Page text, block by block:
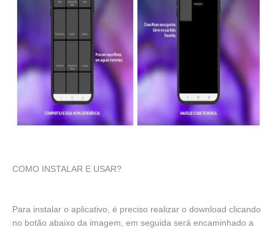
COMO INSTALAR E USAR?
Para instalar o aplicativo, é preciso realizar o download clicando
no botão abaixo da imagem, em seguida será encaminhado a